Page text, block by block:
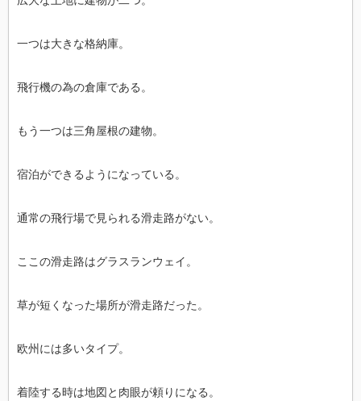
一つは大きな格納庫。
飛行機の為の倉庫である。
もう一つは三角屋根の建物。
宿泊ができるようになっている。
通常の飛行場で見られる滑走路がない。
ここの滑走路はグラスランウェイ。
草が短くなった場所が滑走路だった。
欧州には多いタイプ。
着陸する時は地図と肉眼が頼りになる。